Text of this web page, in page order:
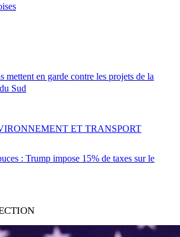
mettent en garde contre les projets de la
Sud
: Trump impose 15% de taxes sur le
ET TRANSPORT